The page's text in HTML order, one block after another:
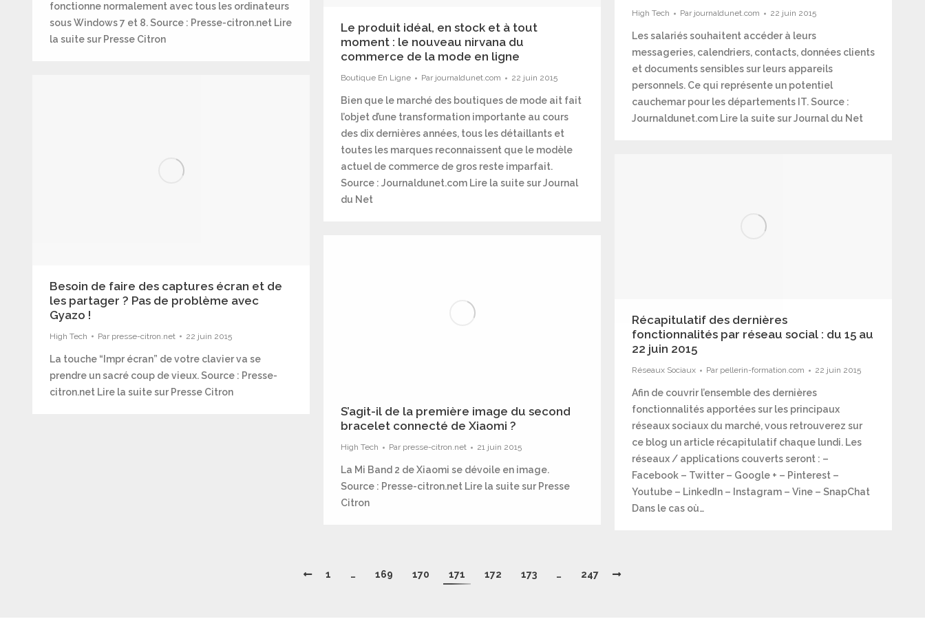
High Tech Par journaldunet.com 22 juin 2015
Les salariés souhaitent accéder à leurs
messageries, calendriers, contacts, données clients
et documents sensibles sur leurs appareils
personnels. Ce qui représente un potentiel
cauchemar pour les départements IT. Source :
Journaldunet.com Lire la suite sur Journal du Net
Le produit idéal, en stock et à tout
moment : le nouveau nirvana du
commerce de la mode en ligne
Boutique En Ligne Par journaldunet.com 22 juin 2015
Bien que le marché des boutiques de mode ait fait
l’objet d’une transformation importante au cours
des dix dernières années, tous les détaillants et
toutes les marques reconnaissent que le modèle
actuel de commerce de gros reste imparfait.
Source : Journaldunet.com Lire la suite sur Journal
du Net
fonctionne normalement avec tous les ordinateurs
sous Windows 7 et 8. Source : Presse-citron.net Lire
la suite sur Presse Citron
Besoin de faire des captures écran et de
les partager ? Pas de problème avec
Gyazo !
High Tech Par presse-citron.net 22 juin 2015
La touche “Impr écran” de votre clavier va se
prendre un sacré coup de vieux. Source : Presse-
citron.net Lire la suite sur Presse Citron
Récapitulatif des dernières
fonctionnalités par réseau social : du 15 au
22 juin 2015
Réseaux Sociaux Par pellerin-formation.com 22 juin 2015
Afin de couvrir l’ensemble des dernières
fonctionnalités apportées sur les principaux
réseaux sociaux du marché, vous retrouverez sur
ce blog un article récapitulatif chaque lundi. Les
réseaux / applications couverts seront : –
Facebook – Twitter – Google + – Pinterest –
Youtube – LinkedIn – Instagram – Vine – SnapChat
Dans le cas où…
S’agit-il de la première image du second
bracelet connecté de Xiaomi ?
High Tech Par presse-citron.net 21 juin 2015
La Mi Band 2 de Xiaomi se dévoile en image.
Source : Presse-citron.net Lire la suite sur Presse
Citron
1 … 169 170 171 172 173 … 247